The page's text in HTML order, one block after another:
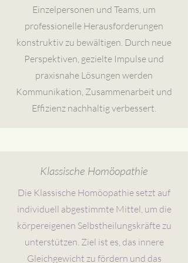
Einzelpersonen und Teams, um
professionelle Herausforderungen
konstruktiv zu bewältigen. Durch neue
Perspektiven, gezielte Impulse und
praxisnahe Lösungen werden
Kommunikation, Zusammenarbeit und
Effizienz nachhaltig verbessert.
Klassische Homöopathie
Die Klassische Homöopathie setzt auf
individuell abgestimmte Mittel, um die
körpereigenen Selbstheilungskräfte zu
unterstützen. Ziel ist es, das innere
Gleichgewicht zu fördern und das